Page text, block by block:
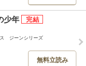
少年
ス ジーンシリーズ
無料立読み